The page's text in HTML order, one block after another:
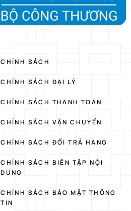
CHÍNH SÁCH
CHÍNH SÁCH ĐẠI LÝ
CHÍNH SÁCH THANH TOÁN
CHÍNH SÁCH VẬN CHUYỂN
CHÍNH SÁCH ĐỔI TRẢ HÀNG
CHÍNH SÁCH BIÊN TẬP NỘI
DUNG
CHÍNH SÁCH BẢO MẬT THÔNG
TIN